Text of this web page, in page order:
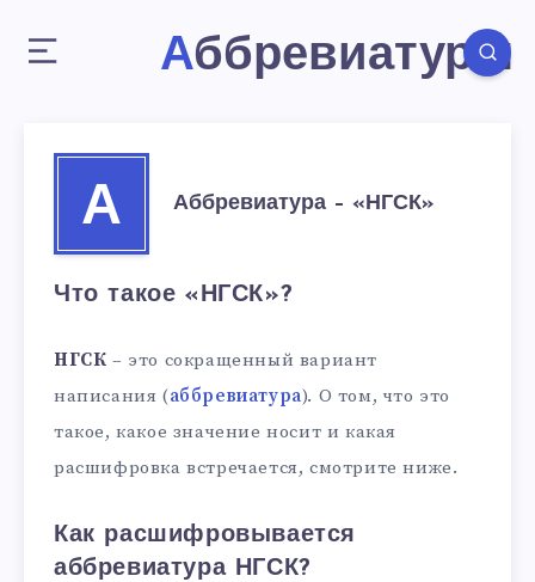
Аббревиатуры
А Аббревиатура – «НГСК»
Что такое «НГСК»?
НГСК – это сокращенный вариант
написания (аббревиатура). О том, что это
такое, какое значение носит и какая
расшифровка встречается, смотрите ниже.
Как расшифровывается
аббревиатура НГСК?